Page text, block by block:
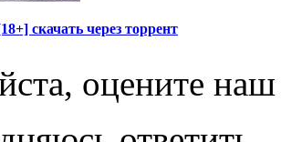
скачать через торрент
оцените наш